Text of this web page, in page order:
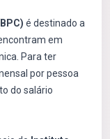
é destinado a
em
Para ter
por pessoa
do salário